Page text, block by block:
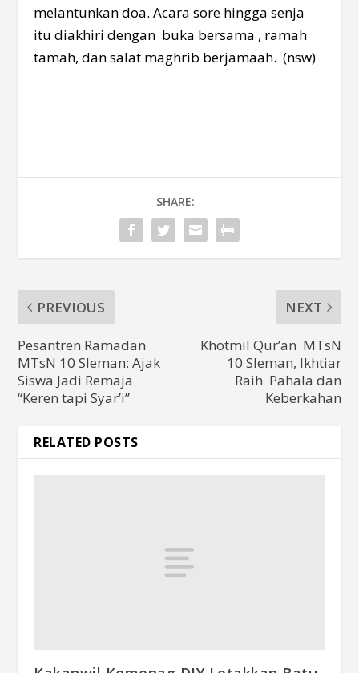
melantunkan doa. Acara sore hingga senja
itu diakhiri dengan buka bersama , ramah
tamah, dan salat maghrib berjamaah. (nsw)
SHARE:
PREVIOUS
Pesantren Ramadan
MTsN 10 Sleman: Ajak
Siswa Jadi Remaja
“Keren tapi Syar’i”
NEXT
Khotmil Qur’an MTsN
10 Sleman, Ikhtiar
Raih Pahala dan
Keberkahan
RELATED POSTS